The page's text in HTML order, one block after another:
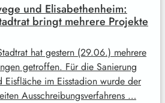
und Elisabethenheim:
bringt mehrere Projekte
hat gestern (29.06.) mehrere
getroffen. Für die Sanierung
Eisfläche im Eisstadion wurde der
Ausschreibungsverfahrens …